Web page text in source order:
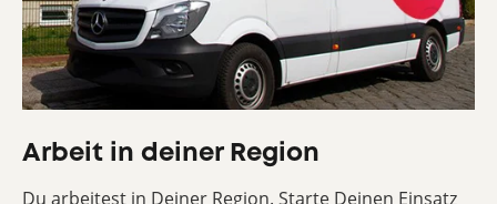
Arbeit in deiner Region
Du arbeitest in Deiner Region. Starte Deinen Einsatz